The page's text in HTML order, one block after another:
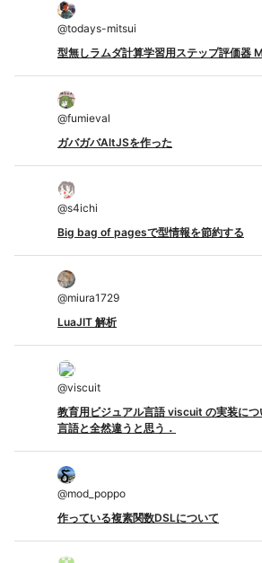
@todays-mitsui
型無しラムダ計算学習用ステップ評価器
@fumieval
ガバガバAltJSを作った
@s4ichi
Big bag of pagesで型情報を節約する
@miura1729
LuaJIT 解析
@viscuit
教育用ビジュアル言語 viscuit の実装に
言語と全然違うと思う．
@mod_poppo
作っている複素関数DSLについて